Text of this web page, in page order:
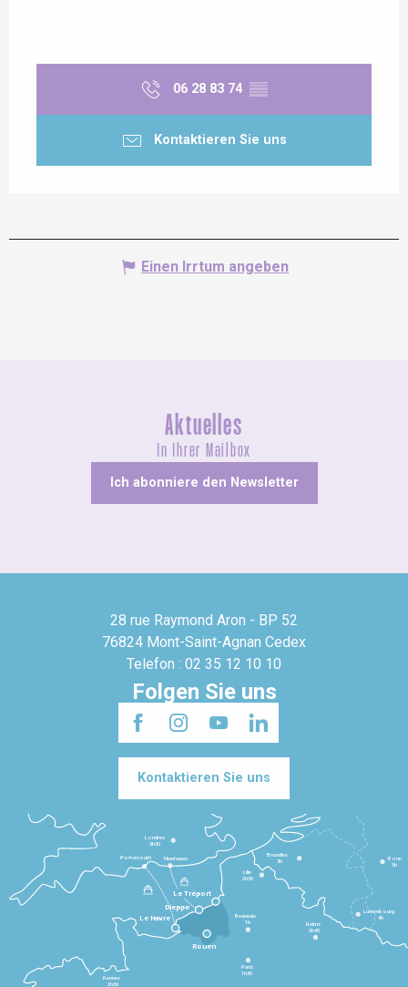
06 28 83 74 ▒▒
Kontaktieren Sie uns
Einen Irrtum angeben
Aktuelles
In Ihrer Mailbox
Ich abonniere den Newsletter
28 rue Raymond Aron - BP 52
76824 Mont-Saint-Agnan Cedex
Telefon : 02 35 12 10 10
Folgen Sie uns
Kontaktieren Sie uns
Le Havre
Dieppe
Le Tréport
Rennes
2h30
Paris
1h30
Beauvais
1h
Reims
2h45
Lille
2h30
Bruxelles
3h
Londres
3h30
Newhaven
Portsmouth
Bonn
5h
Luxembourg
4h
Rouen